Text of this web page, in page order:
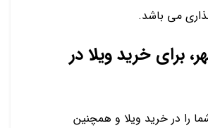
می باشد.
برای خرید ویلا در
را در خرید ویلا و همچنین